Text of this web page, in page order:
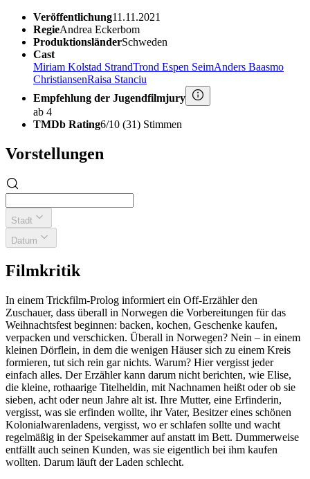
Veröffentlichung11.11.2021
RegieAndrea Eckerbom
ProduktionsländerSchweden
Cast
Miriam Kolstad StrandTrond Espen SeimAnders Baasmo
ChristiansenRaisa Stanciu
Empfehlung der Jugendfilmjury
ab 4
TMDb Rating6/10 (31) Stimmen
Vorstellungen
Stadt
Datum
Filmkritik
In einem Trickfilm-Prolog informiert ein Off-Erzähler den
Zuschauer, dass überall in Norwegen die Vorbereitungen für das
Weihnachtsfest beginnen: backen, kochen, Geschenke kaufen,
verpacken und verschicken. Überall in Norwegen? Nein – in einem
kleinen Dörflein, in dem die wenigen Häuser sich zu einem Kreis
formieren, tut sich rein gar nichts. Warum? Hier vergisst jeder
einfach alles. Der Erzähler kann darum nicht berichten, wie Elise,
die kleine, rothaarige Titelheldin, mit Nachnamen heißt oder ob sie
sieben, acht oder neun Jahre alt ist. Ihre Mutter, eine Erfinderin,
vergisst, was sie erfinden wollte, ihr Vater, Besitzer eines schönen
Kolonialwarenladens, vergisst, wo er schlafen sollte und wacht
regelmäßig in der Speisekammer auf anstatt im Bett. Dummerweise
entfällt auch seinen Kunden, was sie eigentlich bei ihm kaufen
wollten. Darum läuft der Laden schlecht.